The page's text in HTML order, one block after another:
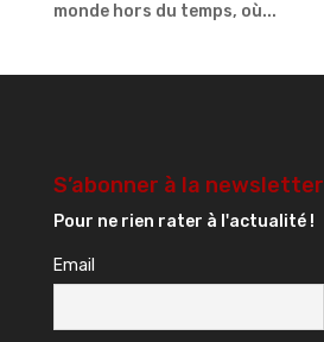
monde hors du temps, où...
S’abonner à la newsletter
Pour ne rien rater à l'actualité !
Email